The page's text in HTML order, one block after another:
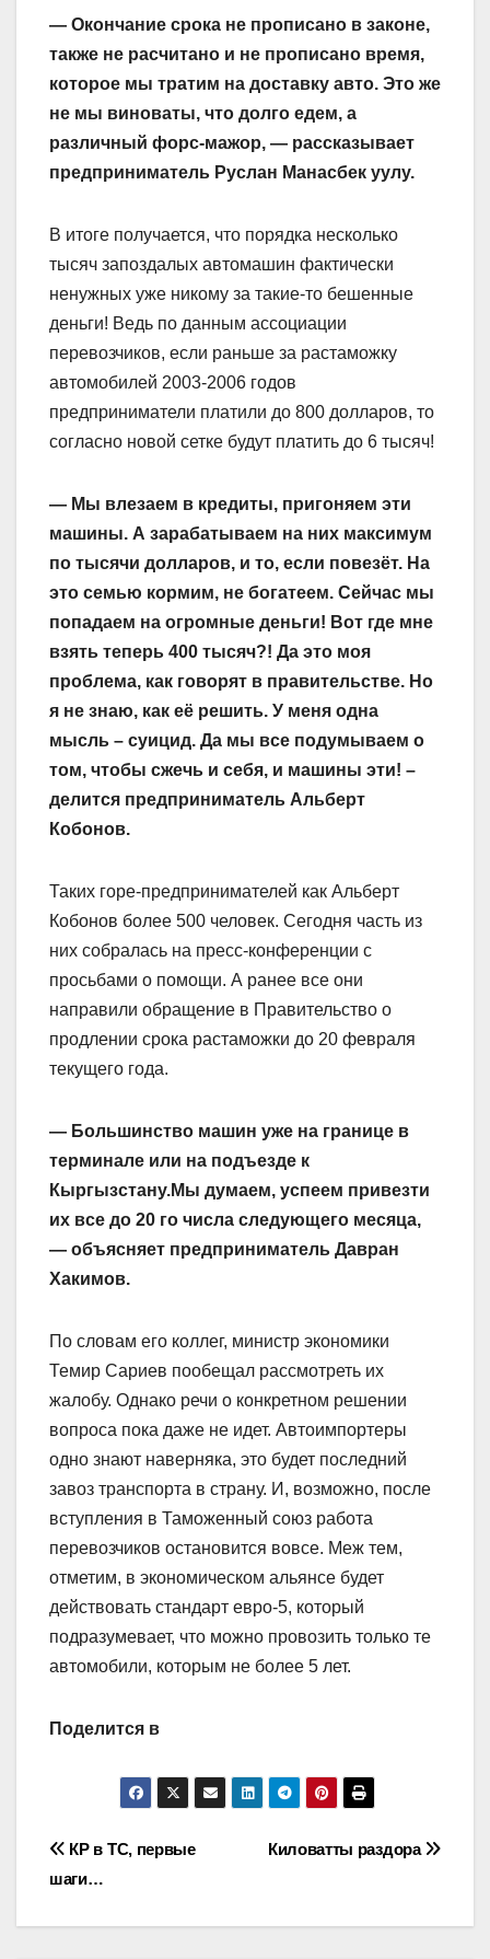
— Окончание срока не прописано в законе,
также не расчитано и не прописано время,
которое мы тратим на доставку авто. Это же
не мы виноваты, что долго едем, а
различный форс-мажор, — рассказывает
предприниматель Руслан Манасбек уулу.
В итоге получается, что порядка несколько
тысяч запоздалых автомашин фактически
ненужных уже никому за такие-то бешенные
деньги! Ведь по данным ассоциации
перевозчиков, если раньше за растаможку
автомобилей 2003-2006 годов
предприниматели платили до 800 долларов, то
согласно новой сетке будут платить до 6 тысяч!
— Мы влезаем в кредиты, пригоняем эти
машины. А зарабатываем на них максимум
по тысячи долларов, и то, если повезёт. На
это семью кормим, не богатеем. Сейчас мы
попадаем на огромные деньги! Вот где мне
взять теперь 400 тысяч?! Да это моя
проблема, как говорят в правительстве. Но
я не знаю, как её решить. У меня одна
мысль – суицид. Да мы все подумываем о
том, чтобы сжечь и себя, и машины эти! –
делится предприниматель Альберт
Кобонов.
Таких горе-предпринимателей как Альберт
Кобонов более 500 человек. Сегодня часть из
них собралась на пресс-конференции с
просьбами о помощи. А ранее все они
направили обращение в Правительство о
продлении срока растаможки до 20 февраля
текущего года.
— Большинство машин уже на границе в
терминале или на подъезде к
Кыргызстану.Мы думаем, успеем привезти
их все до 20 го числа следующего месяца,
— объясняет предприниматель Давран
Хакимов.
По словам его коллег, министр экономики
Темир Сариев пообещал рассмотреть их
жалобу. Однако речи о конкретном решении
вопроса пока даже не идет. Автоимпортеры
одно знают наверняка, это будет последний
завоз транспорта в страну. И, возможно, после
вступления в Таможенный союз работа
перевозчиков остановится вовсе. Меж тем,
отметим, в экономическом альянсе будет
действовать стандарт евро-5, который
подразумевает, что можно провозить только те
автомобили, которым не более 5 лет.
Поделится в
Навигация
Киловатты раздора
КР в ТС, первые
шаги…